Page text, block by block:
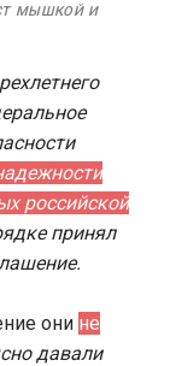
МЫШКОЙ И
российской
принял
они не
давали